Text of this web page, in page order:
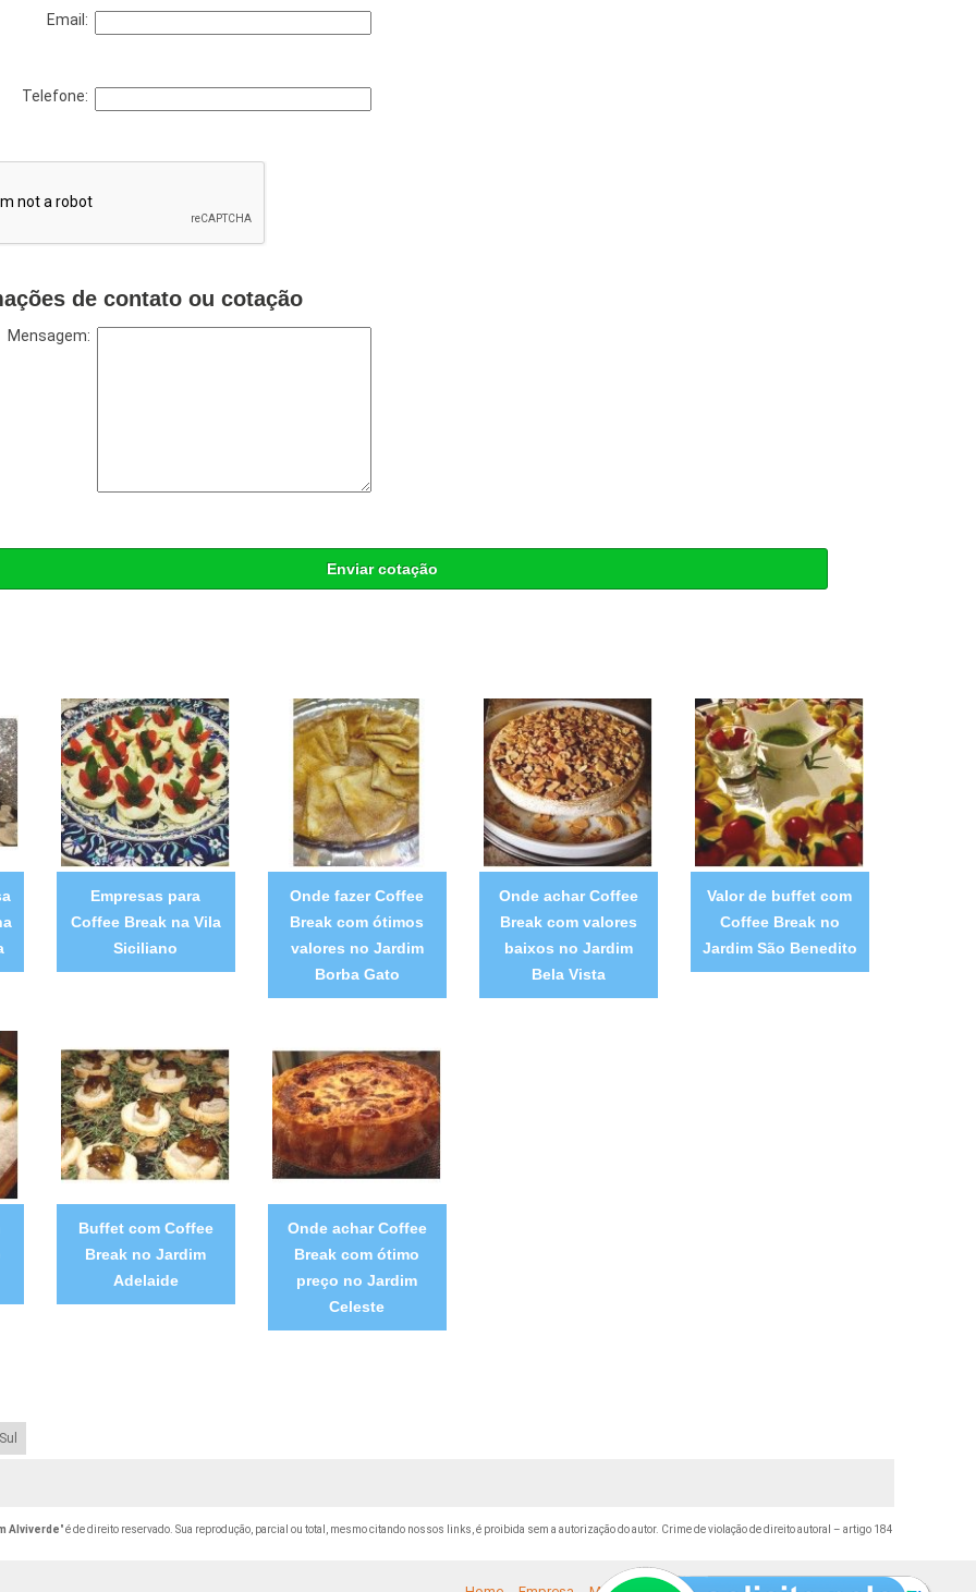
Email:
Telefone:
de contato ou cotação
Mensagem:
Enviar cotação
Empresas para
Coffee Break na Vila
Siciliano
Onde fazer Coffee
Break com ótimos
valores no Jardim
Borba Gato
Onde achar Coffee
Break com valores
baixos no Jardim
Bela Vista
Valor de buffet com
Coffee Break no
Jardim São Benedito
Buffet com Coffee
Break no Jardim
Adelaide
Onde achar Coffee
Break com ótimo
preço no Jardim
Celeste
Alviverde" é de direito reservado. Sua reprodução, parcial ou total, mesmo citando nossos links, é proibida sem a autorização do autor. Crime de violação de direito autoral – artigo 184